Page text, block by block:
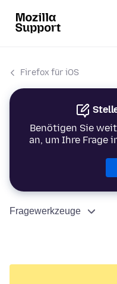
Firefox für iOS
Benötigen Sie
an, um Ihre Frage
Fragewerkzeuge